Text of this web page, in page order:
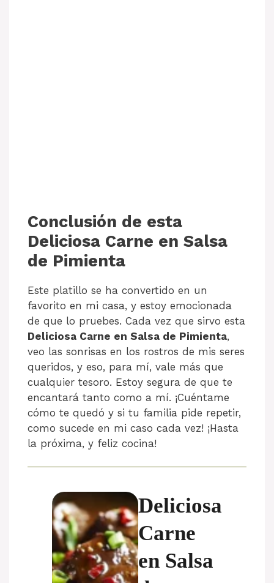
Conclusión de esta
Deliciosa Carne en Salsa
de Pimienta
Este platillo se ha convertido en un
favorito en mi casa, y estoy emocionada
de que lo pruebes. Cada vez que sirvo esta
Deliciosa Carne en Salsa de Pimienta,
veo las sonrisas en los rostros de mis seres
queridos, y eso, para mí, vale más que
cualquier tesoro. Estoy segura de que te
encantará tanto como a mí. ¡Cuéntame
cómo te quedó y si tu familia pide repetir,
como sucede en mi caso cada vez! ¡Hasta
la próxima, y feliz cocina!
Deliciosa
Carne
en Salsa